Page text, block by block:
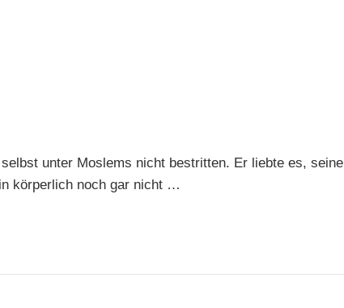
unter Moslems nicht bestritten. Er liebte es, seine
körperlich noch gar nicht …